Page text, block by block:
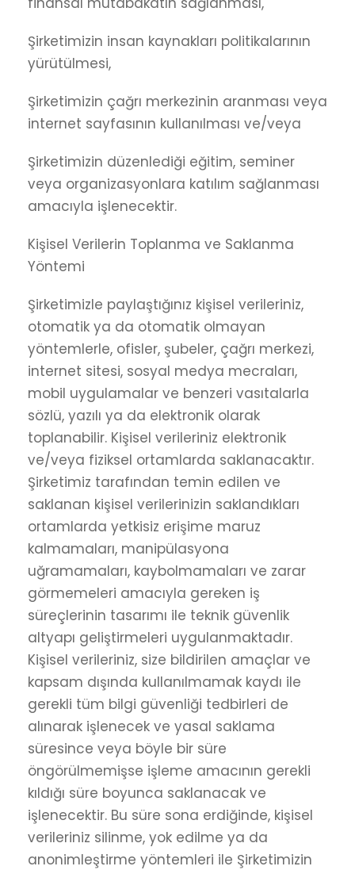
Şirketimizin insan kaynakları politikalarının
yürütülmesi,
Şirketimizin çağrı merkezinin aranması veya
internet sayfasının kullanılması ve/veya
Şirketimizin düzenlediği eğitim, seminer
veya organizasyonlara katılım sağlanması
amacıyla işlenecektir.
Kişisel Verilerin Toplanma ve Saklanma
Yöntemi
Şirketimizle paylaştığınız kişisel verileriniz,
otomatik ya da otomatik olmayan
yöntemlerle, ofisler, şubeler, çağrı merkezi,
internet sitesi, sosyal medya mecraları,
mobil uygulamalar ve benzeri vasıtalarla
sözlü, yazılı ya da elektronik olarak
toplanabilir. Kişisel verileriniz elektronik
ve/veya fiziksel ortamlarda saklanacaktır.
Şirketimiz tarafından temin edilen ve
saklanan kişisel verilerinizin saklandıkları
ortamlarda yetkisiz erişime maruz
kalmamaları, manipülasyona
uğramamaları, kaybolmamaları ve zarar
görmemeleri amacıyla gereken iş
süreçlerinin tasarımı ile teknik güvenlik
altyapı geliştirmeleri uygulanmaktadır.
Kişisel verileriniz, size bildirilen amaçlar ve
kapsam dışında kullanılmamak kaydı ile
gerekli tüm bilgi güvenliği tedbirleri de
alınarak işlenecek ve yasal saklama
süresince veya böyle bir süre
öngörülmemişse işleme amacının gerekli
kıldığı süre boyunca saklanacak ve
işlenecektir. Bu süre sona erdiğinde, kişisel
verileriniz silinme, yok edilme ya da
anonimleştirme yöntemleri ile Şirketimizin